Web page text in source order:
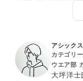
アシック
カテゴリ
ウエア部
大坪洋士